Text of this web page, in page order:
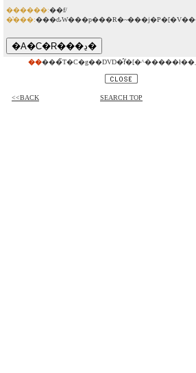
������:��f/
�̔���:
��
<<BACK SEARCH TOP